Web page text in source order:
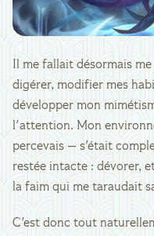
Il me fallait désormais
digérer, modifier mes
développer mon
l'attention. Mon
percevais — s'était
restée intacte : dévorer,
la faim qui me taraudait
C'est donc tout